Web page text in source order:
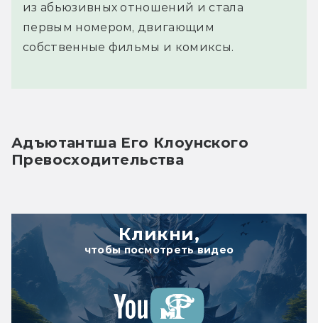
из абьюзивных отношений и стала
первым номером, двигающим
собственные фильмы и комиксы.
Адъютантша Его Клоунского
Превосходительства
Кликни,
чтобы посмотреть видео